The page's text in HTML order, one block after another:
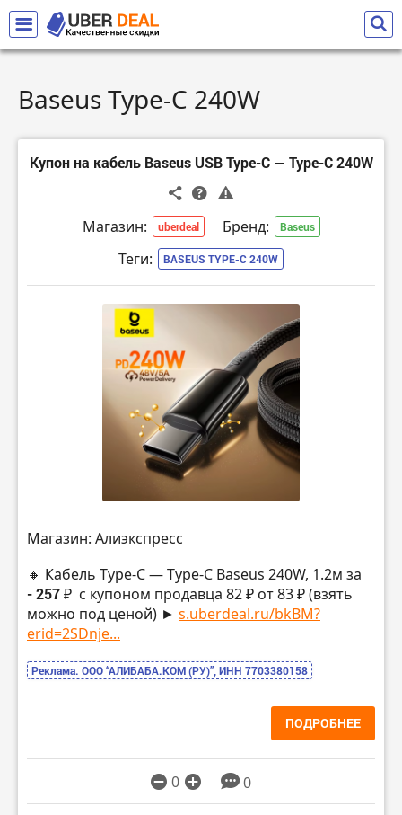
Baseus Type-C 240W
Купон на кабель Baseus USB Type-C — Type-C 240W
Магазин: uberdeal Бренд: Baseus
Теги: BASEUS TYPE-C 240W
Магазин: Алиэкспресс
🔸 Кабель Type-C — Type-C Baseus 240W, 1.2м за
- 257 ₽ с купоном продавца 82 ₽ от 83 ₽ (взять
можно под ценой) ► s.uberdeal.ru/bkBM?
erid=2SDnje...
Реклама. ООО “АЛИБАБА.КОМ (РУ)”, ИНН 7703380158
ПОДРОБНЕЕ
0 0